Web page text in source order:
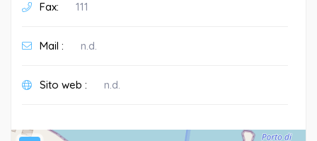
Fax: 111
Mail : n.d.
Sito web : n.d.